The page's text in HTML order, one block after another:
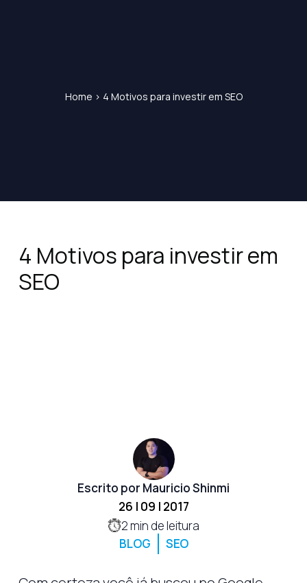
Home > 4 Motivos para investir em SEO
4 Motivos para investir em
SEO
Escrito por Mauricio Shinmi
26 | 09 | 2017
2min de leitura
BLOG
SEO